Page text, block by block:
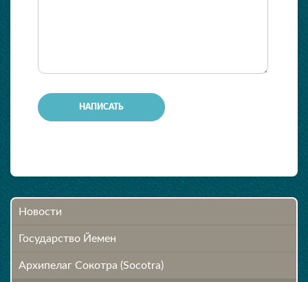
Новости
Государство Йемен
Архипелаг Сокотра (Socotra)